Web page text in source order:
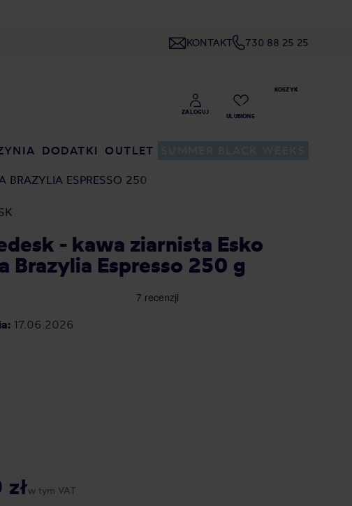
KONTAKT 730 88 25 25
DODATKI OUTLET
BRAZYLIA ESPRESSO 250 G
- kawa ziarnista Esko
Brazylia Espresso 250 g
17.06.2026
w tym VAT